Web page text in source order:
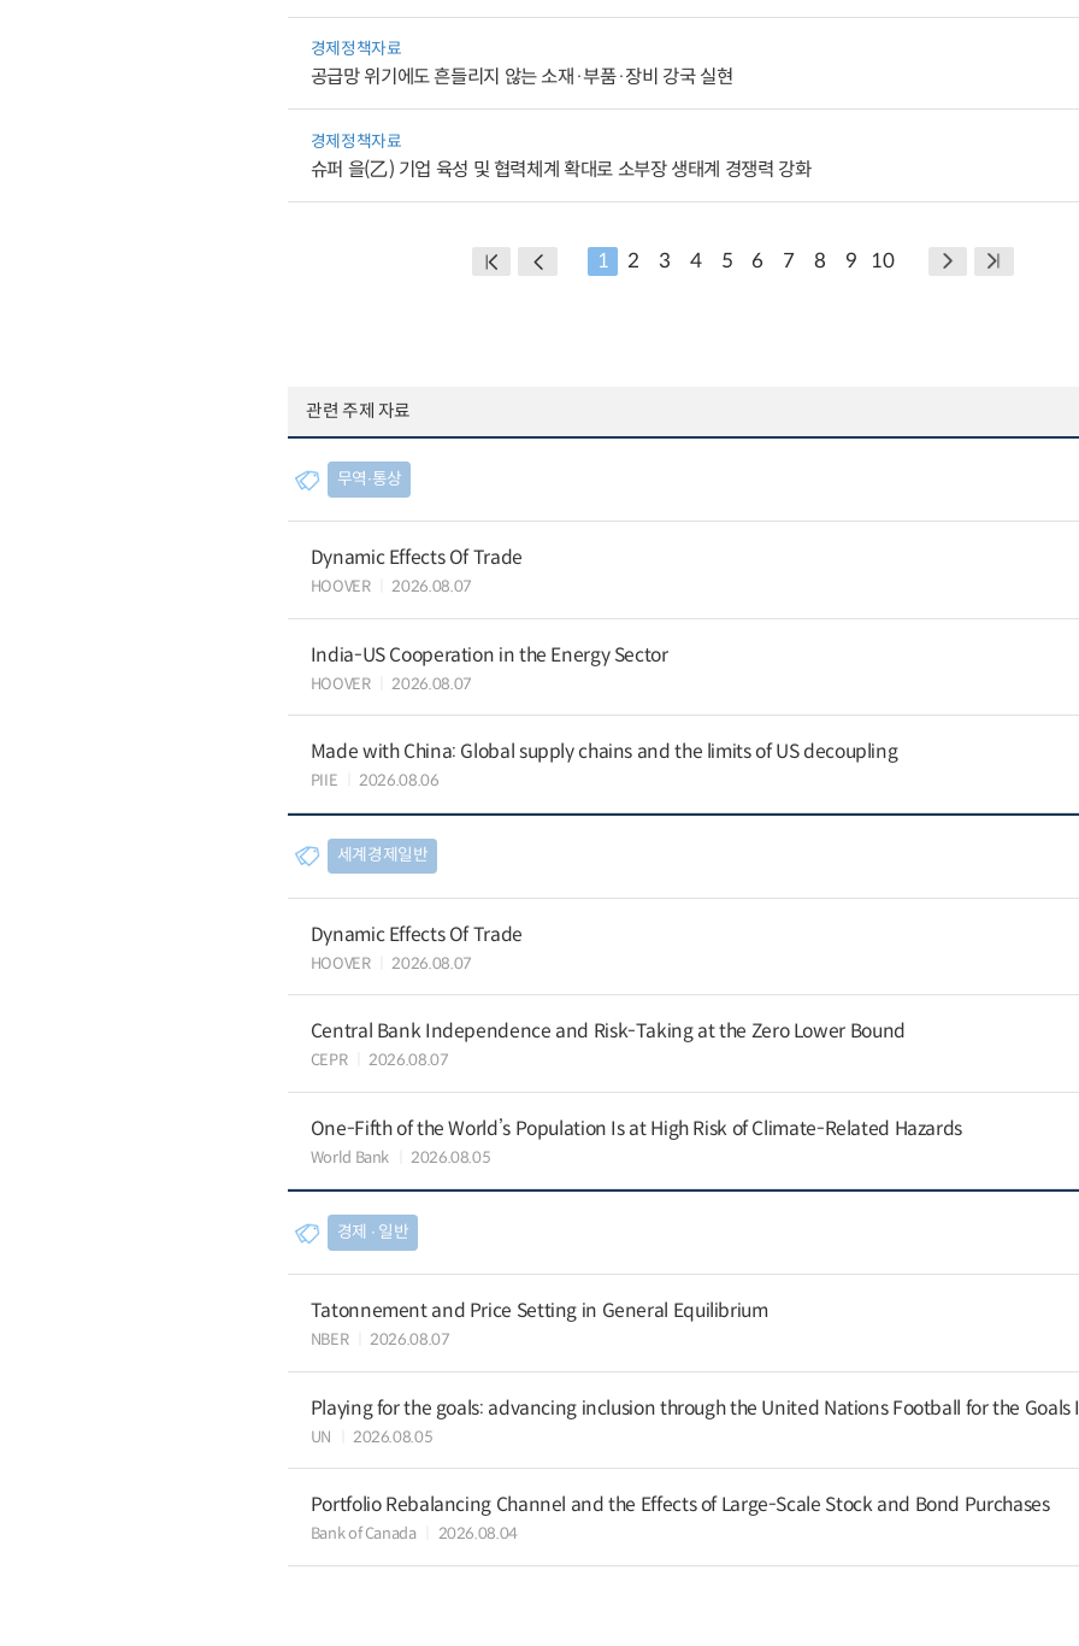
경제정책자료
공급망 위기에도 흔들리지 않는 소재·부품·장비 강국 실현
경제정책자료
슈퍼 을(乙) 기업 육성 및 협력체계 확대로 소부장 생태계 경쟁력 강화
1 2 3 4 5 6 7 8 9 10
관련 주제 자료
무역∙통상
Dynamic Effects Of Trade
HOOVER 2026.08.07
India-US Cooperation in the Energy Sector
HOOVER 2026.08.07
Made with China: Global supply chains and the limits of US decoupling
PIIE 2026.08.06
세계경제일반
Dynamic Effects Of Trade
HOOVER 2026.08.07
Central Bank Independence and Risk-Taking at the Zero Lower Bound
CEPR 2026.08.07
One-Fifth of the World’s Population Is at High Risk of Climate-Related Hazards
World Bank 2026.08.05
경제 ∙ 일반
Tatonnement and Price Setting in General Equilibrium
NBER 2026.08.07
Playing for the goals: advancing inclusion through the United Nations Football for the
UN 2026.08.05
Portfolio Rebalancing Channel and the Effects of Large-Scale Stock and Bond Purchases
Bank of Canada 2026.08.04